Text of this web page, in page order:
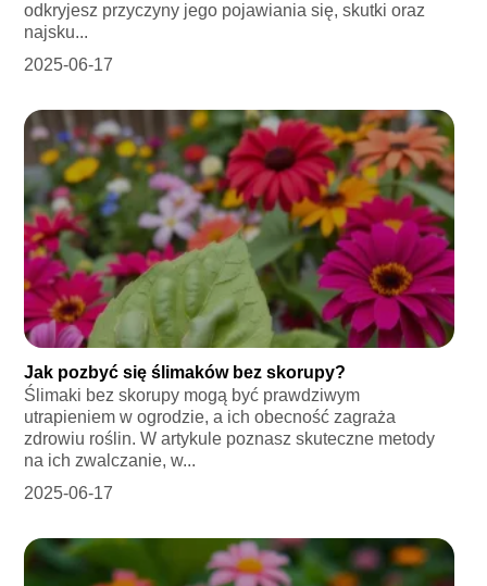
odkryjesz przyczyny jego pojawiania się, skutki oraz
najsku...
2025-06-17
Jak pozbyć się ślimaków bez skorupy?
Ślimaki bez skorupy mogą być prawdziwym
utrapieniem w ogrodzie, a ich obecność zagraża
zdrowiu roślin. W artykule poznasz skuteczne metody
na ich zwalczanie, w...
2025-06-17